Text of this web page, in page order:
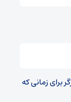
برای زمانی که